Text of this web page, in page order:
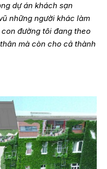
dự án khách sạn
những người khác làm
đường tôi đang theo
mà còn cho cả thành